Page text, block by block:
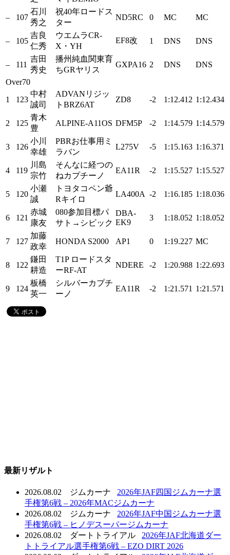
– 107
石川
秀之
祝40年ロードス
ター
ND5RC 0 MC MC
– 105
吉良
仁秀
ウエムラCR-
X・YH
EF8改 1 DNS DNS
– 111
吉田
秀史
播州純血関東育
ちGRヤリス
GXPA16 2 DNS
DNS
Over70
1
123
中村
誠司
ADVANリジッ
トBRZ6AT
ZD8 -2 1:12.412 1:12.434
2 125
青木
豊
ALPINE-A11OS DFM5P -2 1:14.579 1:14.579
3 126
小川
幸雄
PBRお仕事用ミ
ラバン
L275V -5 1:15.163 1:16.371
4 119
川島
宗竹
そんなに経つの
ねカプチーノ
EA11R -2 1:15.527 1:15.527
5 120
小瀬
誠
トヨタコペン爺
Rキイロ
LA400A -2 1:16.185 1:18.036
6 121
赤城
康友
080参加目標パ
サト→シビック
DBA-
EK9
3 1:18.052 1:18.052
7 127
加藤
政幸
HONDA S2000 AP1 0 1:19.227 MC
8 122
鎌田
耕造
T1P ロードスタ
ーRF-AT
NDERE -2 1:20.988 1:22.693
9 124
板橋
英一
シルバーカプチ
ーノ
EA11R -2 1:21.571 1:21.571
最新リザルト
2026.08.02 ジムカーナ
2026年JAF四国ジムカーナ選
手権第6戦 – 2026年MACジムカーナ
2026.08.02
ジムカーナ
2026年JAF中国ジムカーナ選
手権第6戦 – ヒノデスーパージムカーナ
2026.08.02
ダートトライアル
2026年JAF北海道ダー
トトライアル選手権第6戦 – EZO DIRT 2026